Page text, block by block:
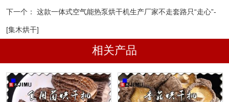
下一个： 这款一体式空气能热泵烘干机生产厂家不走套路只“走心”-
[集木烘干]
相关产品